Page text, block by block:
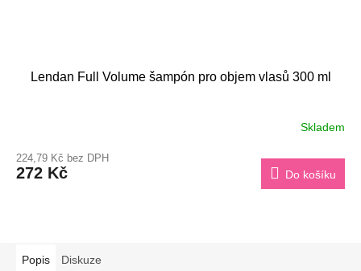
Lendan Full Volume šampón pro objem vlasů 300 ml
Skladem
224,79 Kč bez DPH
272 Kč Do košíku
Popis Diskuze